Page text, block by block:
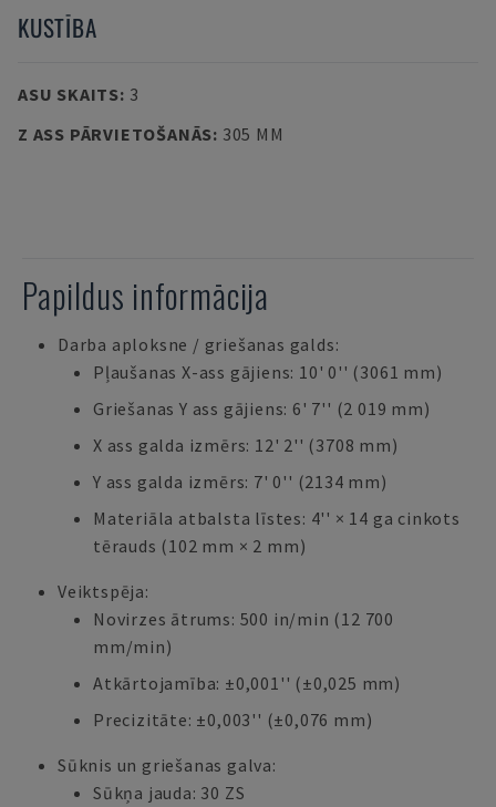
KUSTĪBA
ASU SKAITS: 3
Z ASS PĀRVIETOŠANĀS: 305 MM
Papildus informācija
Darba aploksne / griešanas galds:
Pļaušanas X-ass gājiens: 10' 0'' (3061 mm)
Griešanas Y ass gājiens: 6' 7'' (2 019 mm)
X ass galda izmērs: 12' 2'' (3708 mm)
Y ass galda izmērs: 7' 0'' (2134 mm)
Materiāla atbalsta līstes: 4'' × 14 ga cinkots
tērauds (102 mm × 2 mm)
Veiktspēja:
Novirzes ātrums: 500 in/min (12 700
mm/min)
Atkārtojamība: ±0,001'' (±0,025 mm)
Precizitāte: ±0,003'' (±0,076 mm)
Sūknis un griešanas galva:
Sūkņa jauda: 30 ZS